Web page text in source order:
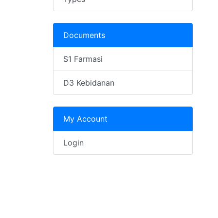
Documents
S1 Farmasi
D3 Kebidanan
My Account
Login